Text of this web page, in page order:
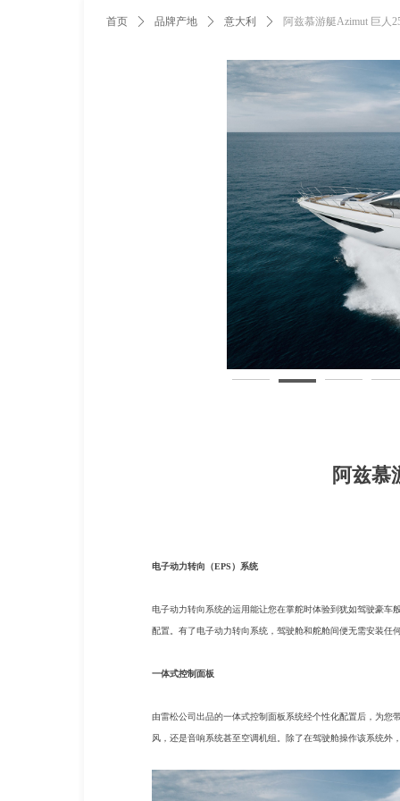
首页 ꄲ 品牌产地 ꄲ 意大利 ꄲ 阿兹慕游艇Azimut 巨人
阿兹慕
电子动力转向（EPS）系统
电子动力转向系统的运用能让您在掌舵时体验到犹如驾驶豪车
配置。有了电子动力转向系统，驾驶舱和舵舱间便无需安装任
一体式控制面板
由雷松公司出品的一体式控制面板系统经个性化配置后，为您
风，还是音响系统甚至空调机组。除了在驾驶舱操作该系统外